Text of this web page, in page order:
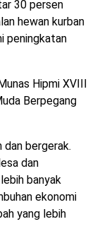
30 persen
hewan kurban
peningkatan
Hipmi XVIII
Berpegang
dan bergerak.
dan
banyak
ekonomi
yang lebih